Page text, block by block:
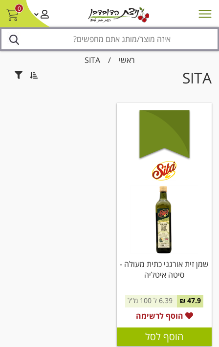
0
מבצעים סניפים צור קשר/ביטול הזמנה
ראשי /
SITA
SITA
שמן זית אורגני כתית מעולה -
סיטה איטליה
47.9 ₪
הוסף לרשימה
הוסף לסל